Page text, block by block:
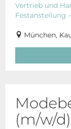
Vertrieb und
Festanstellung
München,
(m/w/d)